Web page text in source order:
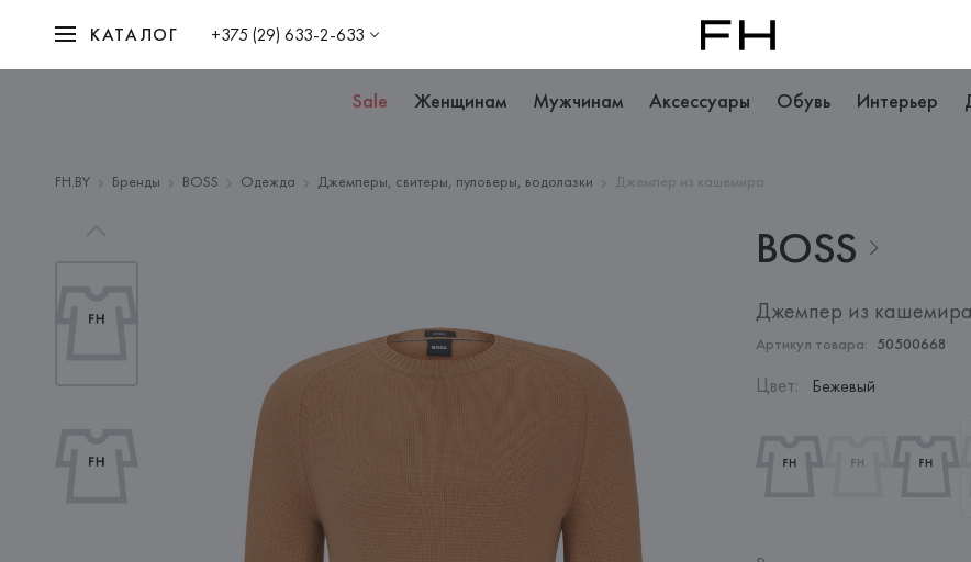
КАТАЛОГ +375 (29) 633-2-633
Sale Женщинам Мужчинам Аксессуары Обувь Интерьер
FH.BY Бренды BOSS Одежда Джемперы, свитеры, пуловеры, водолазки Джемпер из кашемира
BOSS
Джемпер из кашемира
Артикул товара: 50500668
Цвет: Бежевый